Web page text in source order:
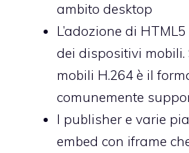
ambito desktop
L’adozione di
dei dispositivi
mobili H.264 è il
comunemente
I publisher e varie
embed con iframe